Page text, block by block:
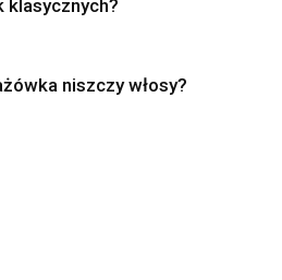
klasycznych?
niszczy włosy?